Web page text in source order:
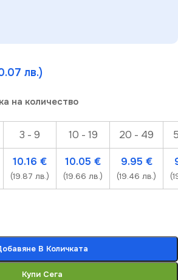
лв.)
на количество
3 - 9 10 - 19 20 - 49
10.16 €
(19.87 лв.)
10.05 €
(19.66 лв.)
9.95 €
(19.46 лв.)
В Количката
Купи Сега